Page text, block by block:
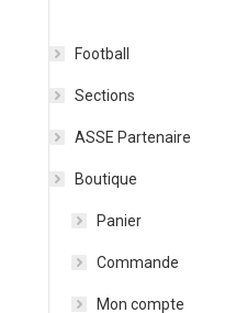
Football
Sections
ASSE Partenaire
Boutique
Panier
Commande
Mon compte